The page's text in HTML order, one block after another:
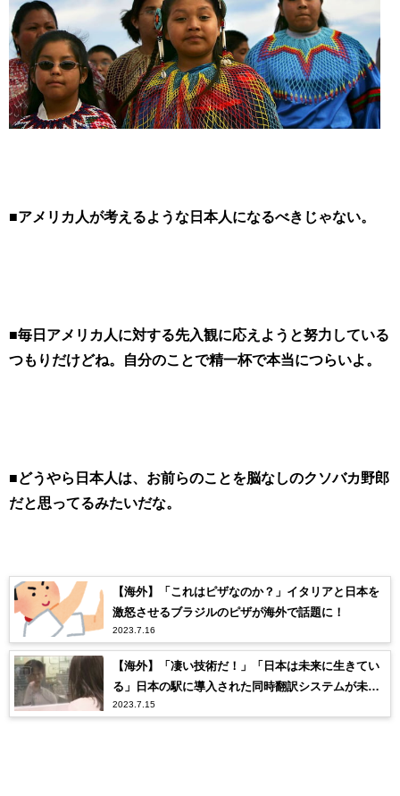
■アメリカ人が考えるような日本人になるべきじゃない。
■毎日アメリカ人に対する先入観に応えようと努力している
つもりだけどね。自分のことで精一杯で本当につらいよ。
■どうやら日本人は、お前らのことを脳なしのクソバカ野郎
だと思ってるみたいだな。
【海外】「これはピザなのか？」イタリアと日本を
激怒させるブラジルのピザが海外で話題に！
2023.7.16
【海外】「凄い技術だ！」「日本は未来に生きてい
る」日本の駅に導入された同時翻訳システムが未来
的すぎると海外で話題に！
2023.7.15